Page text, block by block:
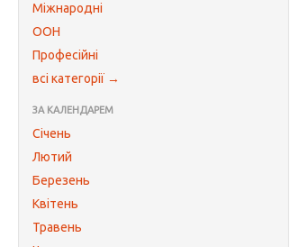
Міжнародні
ООН
Професійні
всі категорії →
ЗА КАЛЕНДАРЕМ
Січень
Лютий
Березень
Квітень
Травень